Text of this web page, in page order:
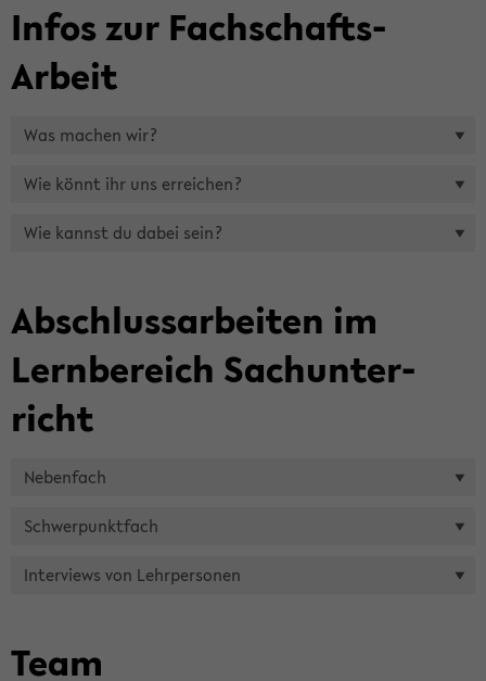
Infos zur Fachschafts-​
Arbeit
Was ma­chen wir?
Wie könnt ihr uns er­rei­chen?
Wie kannst du dabei sein?
Ab­schluss­ar­bei­ten im
Lern­be­reich Sach­un­ter­
richt
Ne­ben­fach
Schwer­punkt­fach
In­ter­views von Lehr­per­so­nen
Team